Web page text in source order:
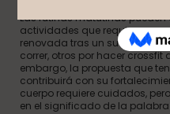
Las rutinas matutinas
actividades que requieren
renovada tras un sueño
correr, otros por hacer
embargo, la propuesta que
contribuirá con su
cuerpo requiere cuidados,
en el significado de la